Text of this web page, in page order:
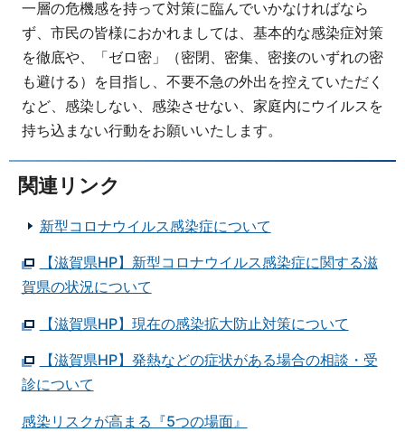
一層の危機感を持って対策に臨んでいかなければなら
ず、市民の皆様におかれましては、基本的な感染症対策
を徹底や、「ゼロ密」（密閉、密集、密接のいずれの密
も避ける）を目指し、不要不急の外出を控えていただく
など、感染しない、感染させない、家庭内にウイルスを
持ち込まない行動をお願いいたします。
関連リンク
新型コロナウイルス感染症について
【滋賀県HP】新型コロナウイルス感染症に関する滋
賀県の状況について
【滋賀県HP】現在の感染拡大防止対策について
【滋賀県HP】発熱などの症状がある場合の相談・受
診について
感染リスクが高まる『5つの場面』